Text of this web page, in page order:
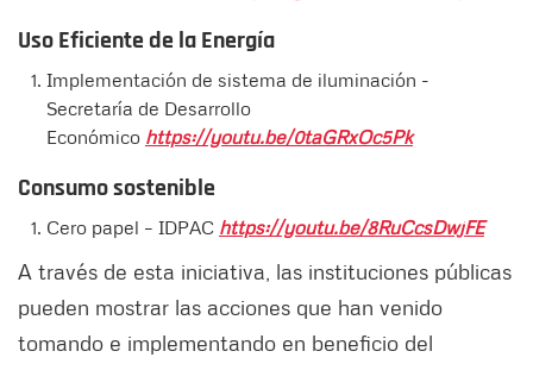
Uso Eficiente de la Energía
Implementación de sistema de iluminación -
Secretaría de Desarrollo
Económico https://youtu.be/0taGRxOc5Pk
Consumo sostenible
Cero papel – IDPAC https://youtu.be/8RuCcsDwjFE
A través de esta iniciativa, las instituciones públicas
pueden mostrar las acciones que han venido
tomando e implementando en beneficio del